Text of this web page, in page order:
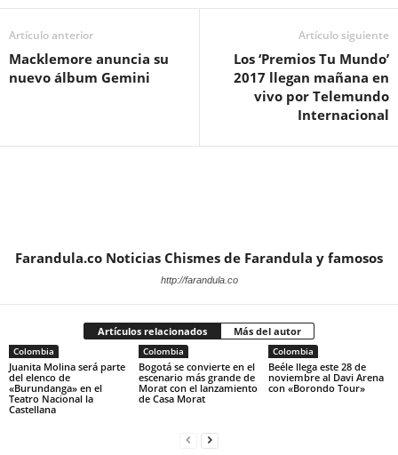
Artículo anterior
Macklemore anuncia su
nuevo álbum Gemini
Artículo siguiente
Los ‘Premios Tu Mundo’
2017 llegan mañana en
vivo por Telemundo
Internacional
Farandula.co Noticias Chismes de Farandula y famosos
http://farandula.co
Artículos relacionados Más del autor
Colombia
Juanita Molina será parte
del elenco de
«Burundanga» en el
Teatro Nacional la
Castellana
Colombia
Bogotá se convierte en el
escenario más grande de
Morat con el lanzamiento
de Casa Morat
Colombia
Beéle llega este 28 de
noviembre al Davi Arena
con «Borondo Tour»